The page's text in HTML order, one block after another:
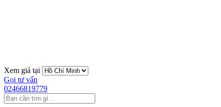
Xem giá tại
Gọi tư vấn
02466819779